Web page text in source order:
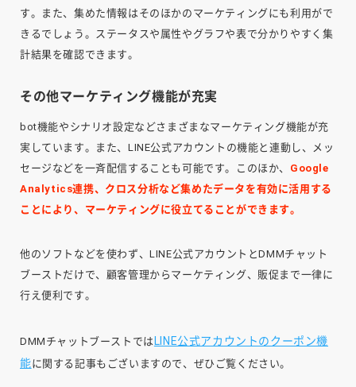
す。また、集めた情報はそのほかのマーケティングにも利用がで
きるでしょう。ステータスや属性やグラフや表で分かりやすく集
計結果を確認できます。
その他マーケティング機能が充実
bot機能やシナリオ設定などさまざまなマーケティング機能が充
実しています。また、LINE公式アカウントの機能と連動し、メッ
セージなどを一斉配信することも可能です。このほか、 Google
Analytics連携、クロス分析など集めたデータを有効に活用する
ことにより、マーケティングに役立てることができます。
他のソフトなどを使わず、LINE公式アカウントとDMMチャット
ブーストだけで、顧客管理からマーケティング、販促まで一律に
行え便利です。
DMMチャットブーストでは LINE公式アカウントのクーポン機
能に関する記事もございますので、ぜひご覧ください。